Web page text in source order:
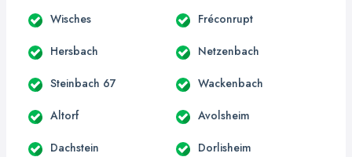
Wisches Fréconrupt
Hersbach Netzenbach
Steinbach 67 Wackenbach
Altorf Avolsheim
Dachstein Dorlisheim